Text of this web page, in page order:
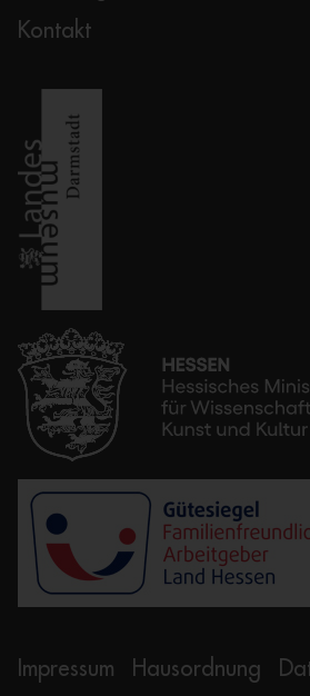
Kontakt
Impressum Hausordnung